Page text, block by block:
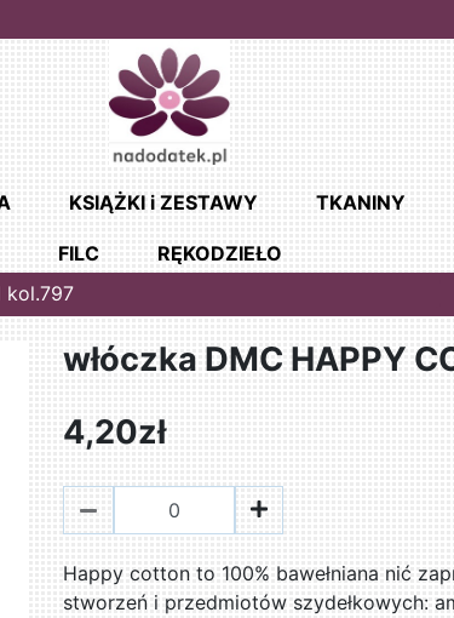
KSIĄŻKI i ZESTAWY TKANINY
FILC
RĘKODZIEŁO
kol.797
włóczka DMC HAPPY
4,20zł
Happy cotton to 100% bawełniana nić
stworzeń i przedmiotów szydełkowych: